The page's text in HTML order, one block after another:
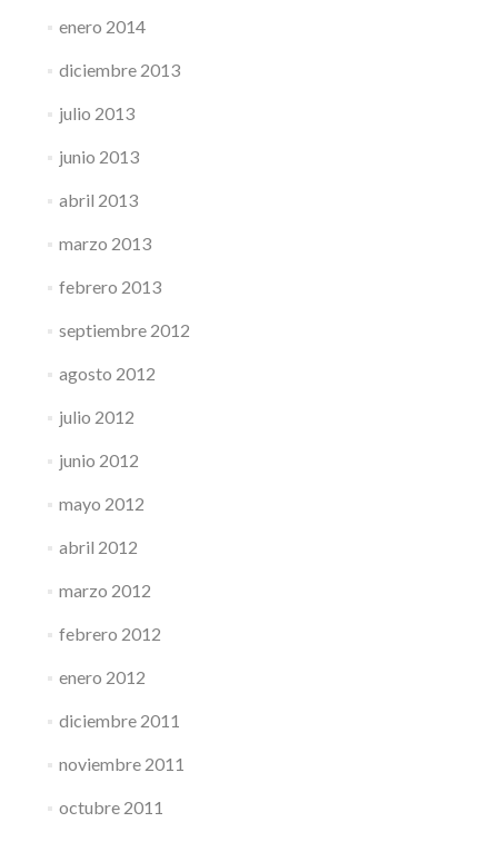
enero 2014
diciembre 2013
julio 2013
junio 2013
abril 2013
marzo 2013
febrero 2013
septiembre 2012
agosto 2012
julio 2012
junio 2012
mayo 2012
abril 2012
marzo 2012
febrero 2012
enero 2012
diciembre 2011
noviembre 2011
octubre 2011